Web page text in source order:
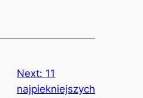
Next: 11
najpiekniejszych